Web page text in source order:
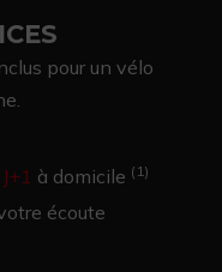
pour un vélo
à domicile (1)
écoute